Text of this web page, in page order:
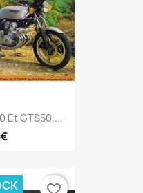
Et GTS50....
favorite_border